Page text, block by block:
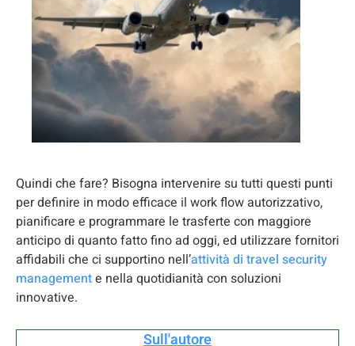
Quindi che fare? Bisogna intervenire su tutti questi punti
per definire in modo efficace il work flow autorizzativo,
pianificare e programmare le trasferte con maggiore
anticipo di quanto fatto fino ad oggi, ed utilizzare fornitori
affidabili che ci supportino nell’attività di travel security
managemente nella quotidianità con soluzioni
innovative.
Sull'autore